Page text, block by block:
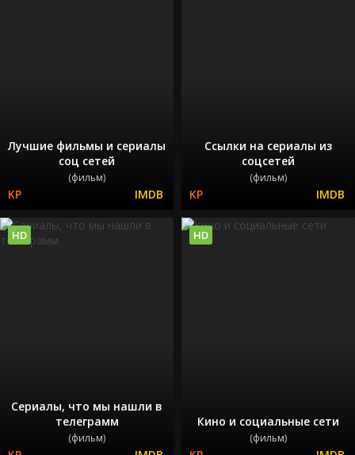
Лучшие фильмы и сериалы
соц сетей
(фильм)
Ссылки на сериалы из
соцсетей
(фильм)
Сериалы, что мы нашли в
телеграмм
(фильм)
HD
Кино и социальные сети
(фильм)
HD